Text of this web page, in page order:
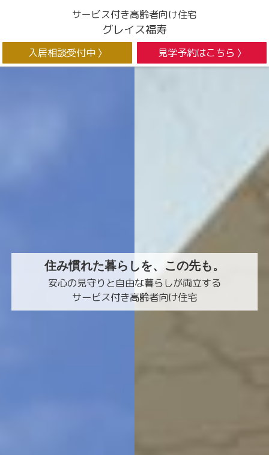
サービス付き高齢者向け住宅
グレイス福寿
入居相談受付中 見学予約はこちら
住み慣れた暮らしを、この先も。
安心の見守りと自由な暮らしが両立する
サービス付き高齢者向け住宅